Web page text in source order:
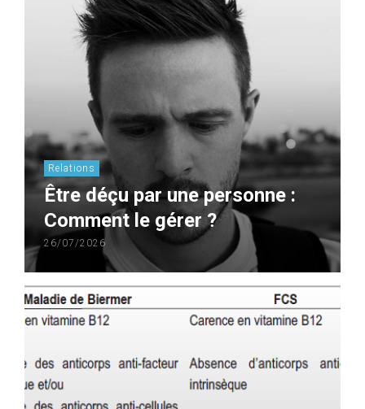
Relations
Être déçu par une personne :
Comment le gérer ?
26/07/2026